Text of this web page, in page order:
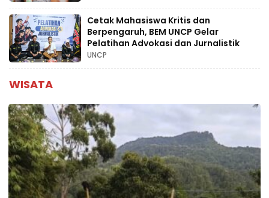
Cetak Mahasiswa Kritis dan
Berpengaruh, BEM UNCP Gelar
Pelatihan Advokasi dan Jurnalistik
UNCP
WISATA